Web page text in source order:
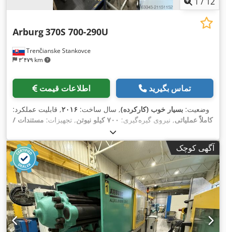
Trenčianske Stankovce
۳٬۴۷۹ km
Arburg370S 700-290U
اطلاعات قیمت تماس بگیرید
وضعیت: بسیار خوب (کارکرده), سال ساخت: ۲۰۱۶, قابلیت عملکرد:
کاملاً عملیاتی, نیروی گیره‌گیری: ۷۰۰ کیلو نیوتن , تجهیزات: مستندات /
آگهی کوچک